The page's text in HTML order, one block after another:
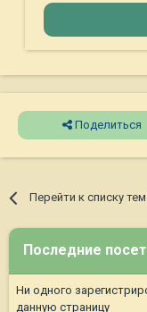
Поделиться
Перейти к списку тем
Последние
Ни одного
данную страницу